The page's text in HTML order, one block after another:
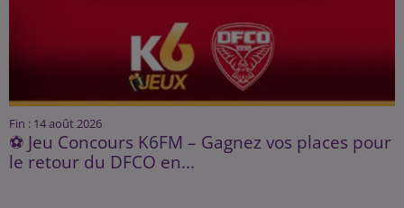
Fin : 14 août 2026
⚽ Jeu Concours K6FM – Gagnez vos places pour
le retour du DFCO en...